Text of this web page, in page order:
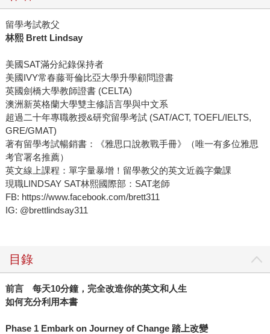
留學考試教父
林熙 Brett Lindsay
美國SAT滿分紀錄保持者
美國IVY常春藤哥倫比亞大學升學顧問證書
英國劍橋大學教師證書 (CELTA)
澳洲新英格蘭大學雙主修語言學與中文系
超過二十年專職教授&研究留學考試 (SAT/ACT, TOEFL/IELTS,
GRE/GMAT)
著有留學考試暢銷書：《雅思口說教戰手冊》（唯一有多位雅思
考官署名推薦）
英文線上課程：單字量暴增！留學教父的英文近義字彙課
現職LINDSAY SAT林熙國際部：SAT老師
FB: https://www.facebook.com/brett311
IG: @brettlindsay311
目錄
前言 每天10分鐘，完全改造你的英文和人生
如何充分利用本書
Phase 1 Embark on Journey of Change 踏上改變